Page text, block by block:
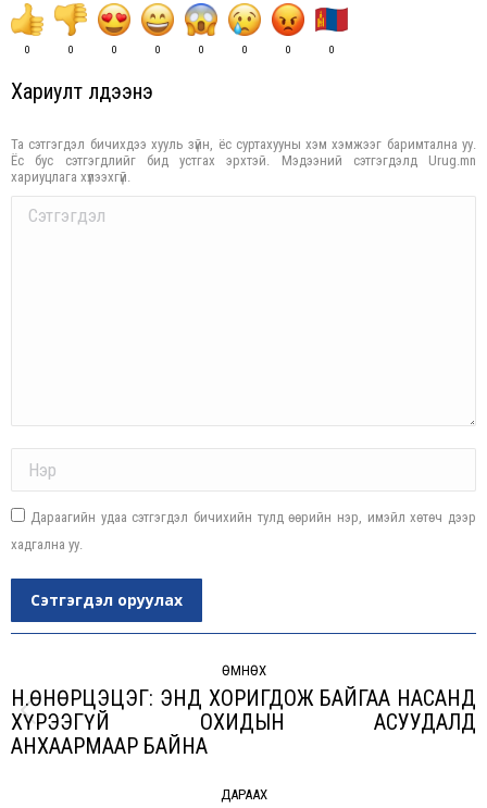
0 0 0 0 0 0 0 0
Хариулт үлдээнэ үү
Та сэтгэгдэл бичихдээ хууль зүйн, ёс суртахууны хэм хэмжээг баримтална уу.
Ёс бус сэтгэгдлийг бид устгах эрхтэй. Мэдээний сэтгэгдэлд Urug.mn
хариуцлага хүлээхгүй.
Comment
Дараагийн удаа сэтгэгдэл бичихийн тулд өөрийн нэр, имэйл хөтөч дээр
хадгална уу.
Сэтгэгдэл оруулах
ӨМНӨХ
Previous
Н.ӨНӨРЦЭЦЭГ: ЭНД ХОРИГДОЖ БАЙГАА НАСАНД
ХҮРЭЭГҮЙ ОХИДЫН АСУУДАЛД
АНХААРМААР БАЙНА
ДАРААХ